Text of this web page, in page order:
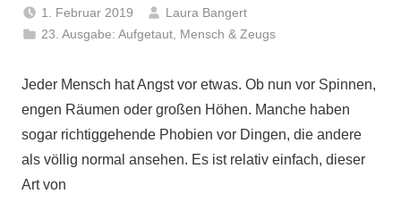
1. Februar 2019
Laura Bangert
23. Ausgabe: Aufgetaut, Mensch & Zeugs
Jeder Mensch hat Angst vor etwas. Ob nun vor Spinnen,
engen Räumen oder großen Höhen. Manche haben
sogar richtiggehende Phobien vor Dingen, die andere
als völlig normal ansehen. Es ist relativ einfach, dieser
Art von